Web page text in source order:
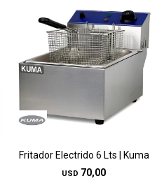
Fritador Electrido 6 Lts | Kuma
USD 70,00